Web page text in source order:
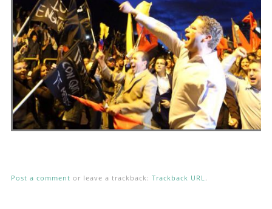
Post a comment or leave a trackback: Trackback URL .